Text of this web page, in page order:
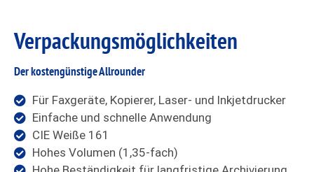
Verpackungsmöglichkeiten
Der kostengünstige Allrounder
Für Faxgeräte, Kopierer, Laser- und lnkjetdrucker
Einfache und schnelle Anwendung
CIE Weiße 161
Hohes Volumen (1,35-fach)